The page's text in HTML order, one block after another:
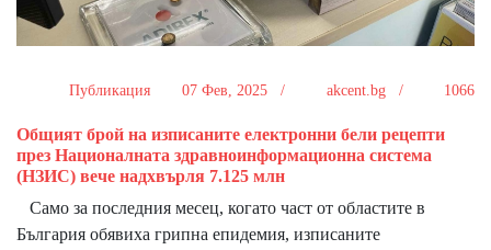
Публикация 07 Фев, 2025 / akcent.bg / 1066
Общият брой на изписаните електронни бели рецепти
през Националната здравноинформационна система
(НЗИС) вече надхвърля 7.125 млн
Само за последния месец, когато част от областите в
България обявиха грипна епидемия, изписаните